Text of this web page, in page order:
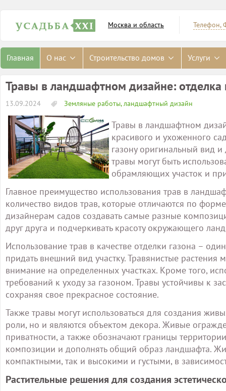
Телефон,
Москва и область
Главная О нас Строительство домов Услуги
Травы в ландшафтном дизайне:
13.09.2024 Земляные работы, ландшафтный дизайн
Травы в ландшафтном
красивого и ухоженного
газону оригинальный вид
травы могут быть
обрамляющих участок и
Главное преимущество использования трав в
количество видов трав, которые отличаются по
дизайнерам садов создавать самые разные
друг друга и подчеркивать красоту окружающего
Использование трав в качестве отделки газона –
придать внешний вид участку. Травянистые растения
внимание на определенных участках. Кроме того,
требований к уходу за газоном. Травы устойчивы к
сохраняя свое прекрасное состояние.
Также травы могут использоваться для создания
роли, но и являются объектом декора. Живые
приватности, а также обозначают границы
композиции и дополнять общий образ ландшафта.
компактными, так и высокими и густыми, в
Растительные решения для создания